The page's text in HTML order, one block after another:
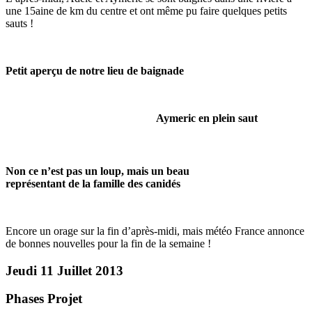
une 15aine de km du centre et ont même pu faire quelques petits
sauts !
Petit aperçu de notre lieu de baignade
Aymeric en plein saut
Non ce n’est pas un loup, mais un beau
représentant de la famille des canidés
Encore un orage sur la fin d’après-midi, mais météo France annonce
de bonnes nouvelles pour la fin de la semaine !
Jeudi 11 Juillet 2013
Phases Projet